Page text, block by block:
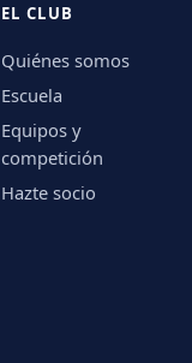
EL CLUB
Quiénes somos
Escuela
Equipos y
competición
Hazte socio